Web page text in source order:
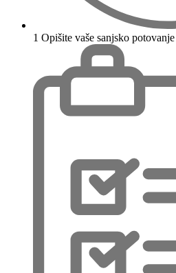
1 Opišite vaše sanjsko potovanje